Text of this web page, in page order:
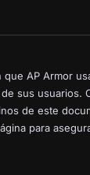
AP Armor
sus
de este
para